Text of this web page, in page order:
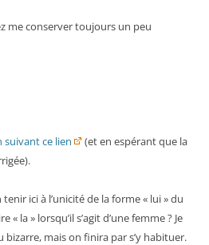
me conserver toujours un peu
suivant ce lien
(et en espérant que la
ici à l’unicité de la forme « lui » du
la » lorsqu’il s’agit d’une femme ? Je
bizarre, mais on finira par s’y habituer.